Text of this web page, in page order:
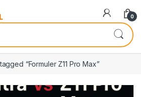
0
“Formuler Z11 Pro Max”